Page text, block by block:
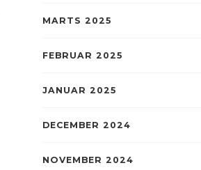
MARTS 2025
FEBRUAR 2025
JANUAR 2025
DECEMBER 2024
NOVEMBER 2024